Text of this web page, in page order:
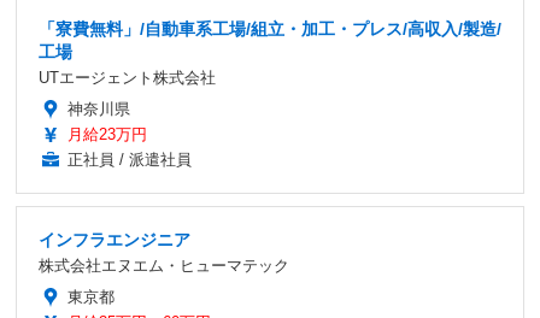
「寮費無料」/自動車系工場/組立・加工・プレス/高収入/製造/
工場
UTエージェント株式会社
神奈川県
月給23万円
正社員 / 派遣社員
インフラエンジニア
株式会社エヌエム・ヒューマテック
東京都